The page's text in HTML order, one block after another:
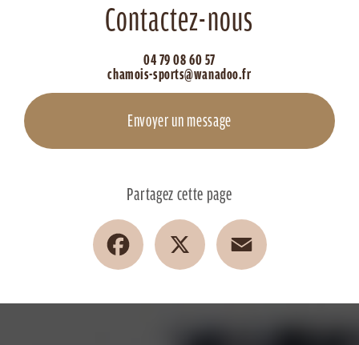
Contactez-nous
04 79 08 60 57
chamois-sports@wanadoo.fr
Envoyer un message
Partagez cette page
Facebook